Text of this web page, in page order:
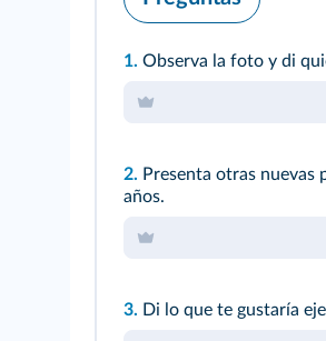
1. Observa la foto y di
2. Presenta otras nuevas
años.
3. Di lo que te gustaría